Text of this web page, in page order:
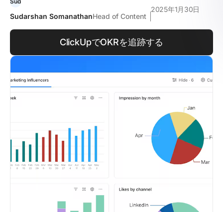
Sudarshan SomanathanHead of Content
2025年1月30日
ClickUpでOKRを追跡する